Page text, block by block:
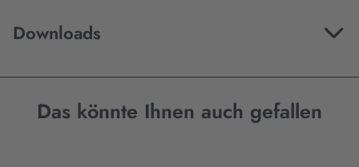
Downloads
Das könnte Ihnen auch gefallen